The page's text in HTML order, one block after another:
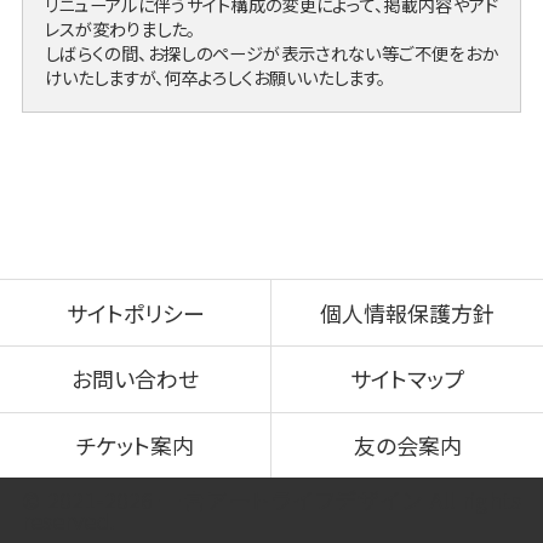
レスが変わりました。
しばらくの間、お探しのページが表示されない等ご不便をおか
けいたしますが、何卒よろしくお願いいたします。
サイトポリシー 個人情報保護方針
お問い合わせ サイトマップ
チケット案内
友の会案内